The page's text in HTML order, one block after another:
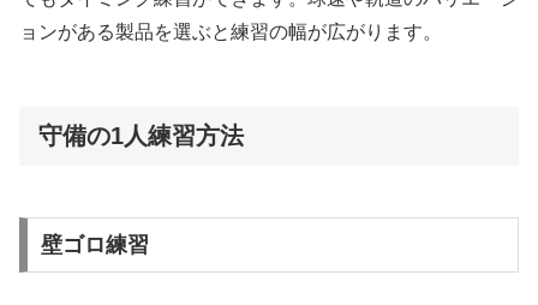
ョンがある製品を選ぶと練習の幅が広がります。
守備の1人練習方法
壁ゴロ練習